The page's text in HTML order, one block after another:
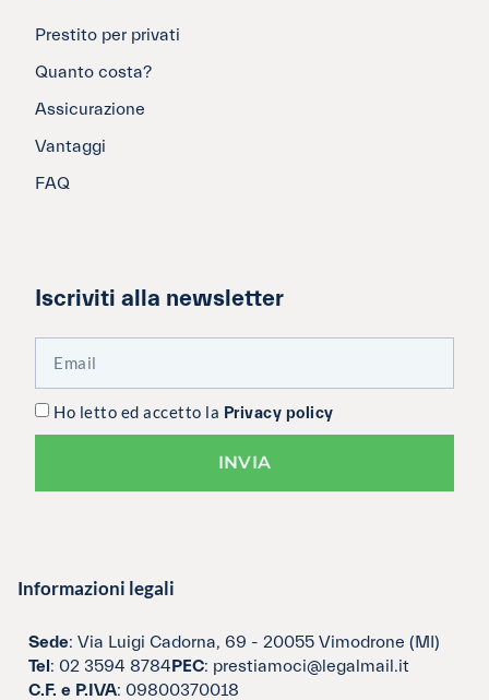
Prestito per privati
Quanto costa?
Assicurazione
Vantaggi
FAQ
Iscriviti alla newsletter
Ho letto ed accetto la Privacy policy
INVIA
Informazioni legali
Sede: Via Luigi Cadorna, 69 - 20055 Vimodrone (MI)
Tel: 02 3594 8784PEC: prestiamoci@legalmail.it
C.F. e P.IVA: 09800370018